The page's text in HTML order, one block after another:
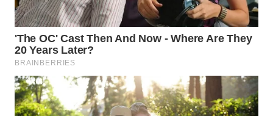
BINJAI
WN
CIREBON
WN
INDRAMAYU